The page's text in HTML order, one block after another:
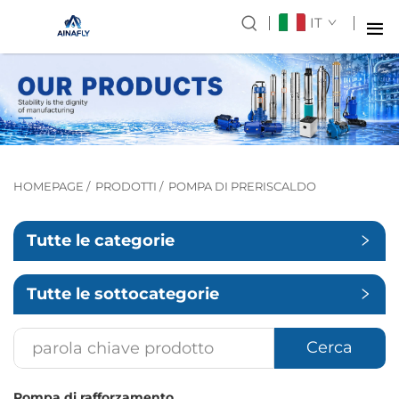
IT
HOMEPAGE / PRODOTTI / POMPA DI PRERISCALDO
Tutte le categorie
Tutte le sottocategorie
Cerca